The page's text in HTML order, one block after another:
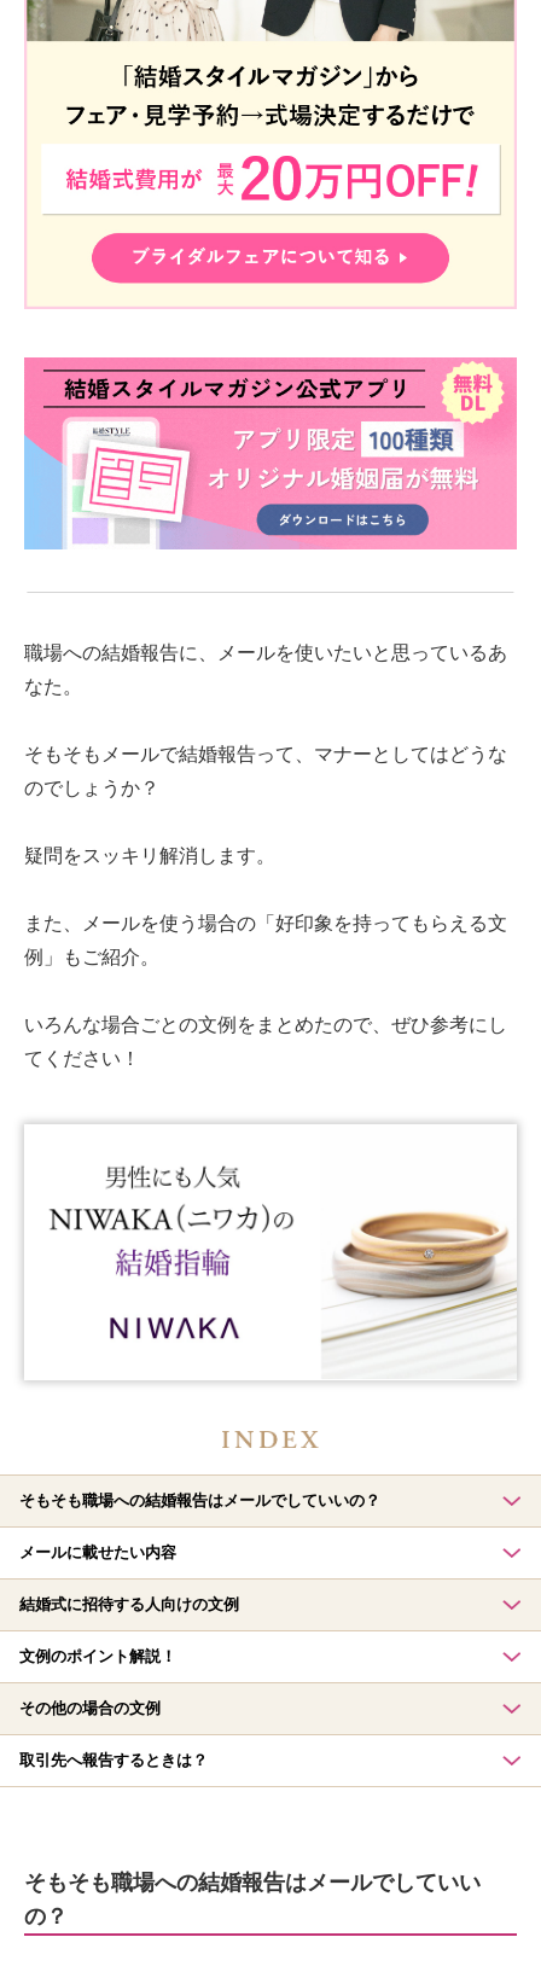
職場への結婚報告に、メールを使いたいと思っているあ
なた。
そもそもメールで結婚報告って、マナーとしてはどうな
のでしょうか？
疑問をスッキリ解消します。
また、メールを使う場合の「好印象を持ってもらえる文
例」もご紹介。
いろんな場合ごとの文例をまとめたので、ぜひ参考にし
てください！
そもそも職場への結婚報告はメールでしていいの？
メールに載せたい内容
結婚式に招待する人向けの文例
文例のポイント解説！
その他の場合の文例
取引先へ報告するときは？
そもそも職場への結婚報告はメールでしていい
の？